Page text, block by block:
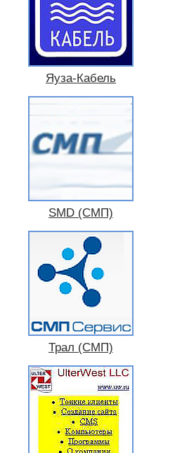
Яуза-Кабель
SMD (СМП)
Трал (СМП)